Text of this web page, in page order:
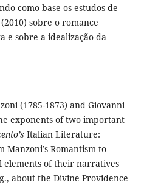
como base os estudos de
sobre o romance
e sobre a idealização da
(1785-1873) and Giovanni
exponents of two important
Italian Literature:
Manzoni’s Romantism to
elements of their narratives
about the Divine Providence